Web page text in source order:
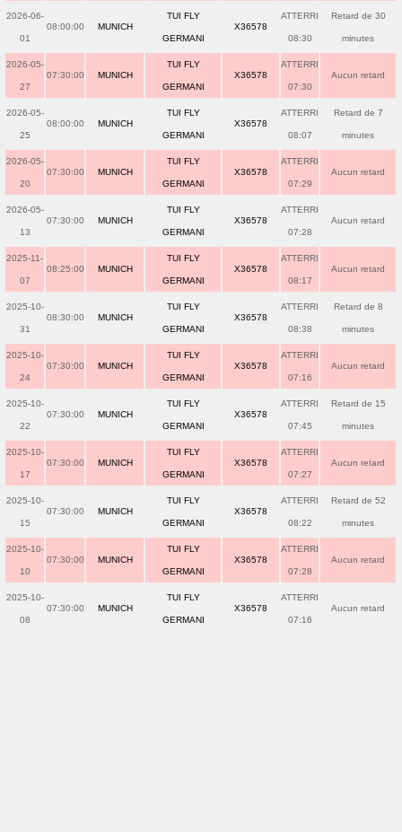
2026-06-
01
08:00:00 MUNICH
TUI FLY
GERMANI
X36578
ATTERRI
08:30
Retard de 30
minutes
2026-05-
27
07:30:00 MUNICH
TUI FLY
GERMANI
X36578
ATTERRI
07:30
Aucun retard
2026-05-
25
08:00:00 MUNICH
TUI FLY
GERMANI
X36578
ATTERRI
08:07
Retard de 7
minutes
2026-05-
20
07:30:00 MUNICH
TUI FLY
GERMANI
X36578
ATTERRI
07:29
Aucun retard
2026-05-
13
07:30:00 MUNICH
TUI FLY
GERMANI
X36578
ATTERRI
07:28
Aucun retard
2025-11-
07
08:25:00 MUNICH
TUI FLY
GERMANI
X36578
ATTERRI
08:17
Aucun retard
2025-10-
31
08:30:00 MUNICH
TUI FLY
GERMANI
X36578
ATTERRI
08:38
Retard de 8
minutes
2025-10-
24
07:30:00 MUNICH
TUI FLY
GERMANI
X36578
ATTERRI
07:16
Aucun retard
2025-10-
22
07:30:00 MUNICH
TUI FLY
GERMANI
X36578
ATTERRI
07:45
Retard de 15
minutes
2025-10-
17
07:30:00 MUNICH
TUI FLY
GERMANI
X36578
ATTERRI
07:27
Aucun retard
2025-10-
15
07:30:00 MUNICH
TUI FLY
GERMANI
X36578
ATTERRI
08:22
Retard de 52
minutes
2025-10-
10
07:30:00 MUNICH
TUI FLY
GERMANI
X36578
ATTERRI
07:28
Aucun retard
2025-10-
08
07:30:00 MUNICH
TUI FLY
GERMANI
X36578
ATTERRI
07:16
Aucun retard